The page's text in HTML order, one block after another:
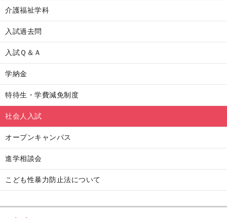
介護福祉学科
入試過去問
入試Ｑ＆Ａ
学納金
特待生・学費減免制度
社会人入試
オープンキャンパス
進学相談会
こども性暴力防止法について